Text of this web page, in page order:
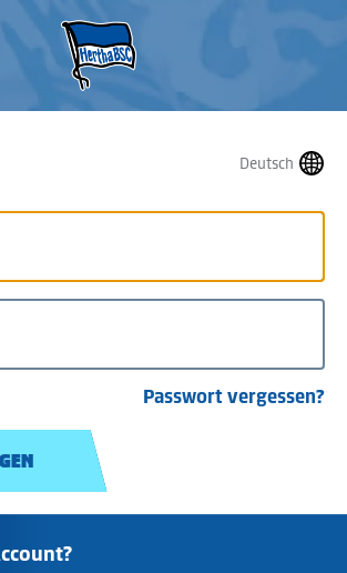
Deutsch
Passwort vergessen?